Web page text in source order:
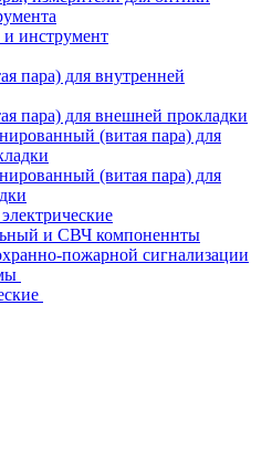
инструмент
пара) для внутренней
пара) для внешней прокладки
(витая пара) для
(витая пара) для
и СВЧ компоненнты
пожарной сигнализации